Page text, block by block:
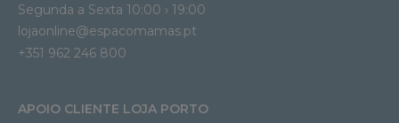
Segunda a Sexta 10:00 › 19:00
lojaonline@espacomamas.pt
+351 962 246 800
APOIO CLIENTE LOJA PORTO